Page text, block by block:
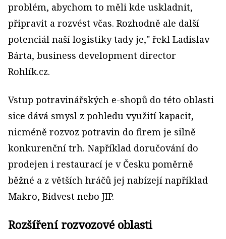
problém, abychom to měli kde uskladnit,
připravit a rozvést včas. Rozhodně ale další
potenciál naší logistiky tady je," řekl Ladislav
Bárta, business development director
Rohlík.cz.
Vstup potravinářských e-shopů do této oblasti
sice dává smysl z pohledu využití kapacit,
nicméně rozvoz potravin do firem je silně
konkurenční trh. Například doručování do
prodejen i restaurací je v Česku poměrně
běžné a z větších hráčů jej nabízejí například
Makro, Bidvest nebo JIP.
Rozšíření rozvozové oblasti